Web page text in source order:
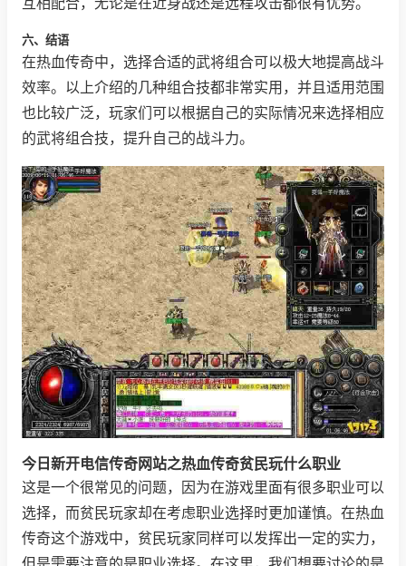
六、结语
在热血传奇中，选择合适的武将组合可以极大地提高战斗
效率。以上介绍的几种组合技都非常实用，并且适用范围
也比较广泛，玩家们可以根据自己的实际情况来选择相应
的武将组合技，提升自己的战斗力。
今日新开电信传奇网站之热血传奇贫民玩什么职业
这是一个很常见的问题，因为在游戏里面有很多职业可以
选择，而贫民玩家却在考虑职业选择时更加谨慎。在热血
传奇这个游戏中，贫民玩家同样可以发挥出一定的实力，